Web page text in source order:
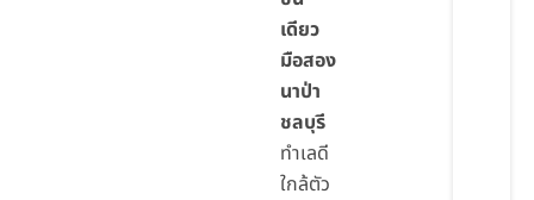
เดียว
มือสอง
นาป่า
ชลบุรี
ทำเลดี
ใกล้ตัว